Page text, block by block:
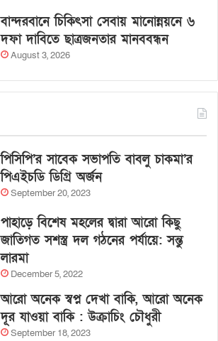
বান্দরবানে চিকিৎসা সেবায় মানোন্নয়নে ৬
দফা দাবিতে ছাত্রজনতার মানববন্ধন
August 3, 2026
পিসিপি’র সাবেক সভাপতি বাবলু চাকমা’র
পিএইচডি ডিগ্রি অর্জন
September 20, 2023
পাহাড়ে বিশেষ মহলের দ্বারা আরো কিছু
জাতিগত সশস্ত্র দল গঠনের পর্যায়ে: সন্তু
লারমা
December 5, 2022
আরো অনেক স্বপ্ন দেখা বাকি, আরো অনেক
দূর যাওয়া বাকি : উক্রাচিং চৌধুরী
September 18, 2023